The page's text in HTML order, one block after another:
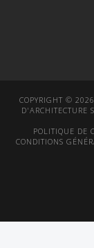
COPYRIGHT ©
POLITIQUE DE
CONDITIONS